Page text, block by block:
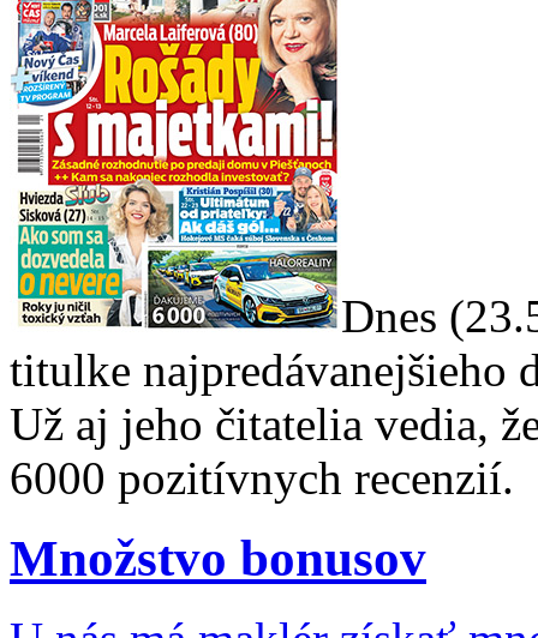
Dnes
titulke najpredávanejšieho
Už aj jeho čitatelia vedia,
6000 pozitívnych recenzií.
Množstvo bonusov